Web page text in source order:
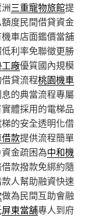
三重寵物旅館提
度民間借貸資金
車店面鑑價當舖
利率免聯徵更勝
廠優質國內規模
貸流程桃園機車
的典當流程專屬
體採用的電梯品
的安全透明化借
款提供流程簡單
金疏困為中和機
款撥款免綁約隨
人幫助融資快速
做為民間互助會融
屏東當舖專人到府